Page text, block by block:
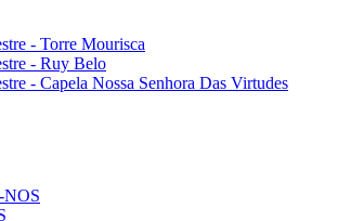
- Torre Mourisca
- Ruy Belo
- Capela Nossa Senhora Das Virtudes